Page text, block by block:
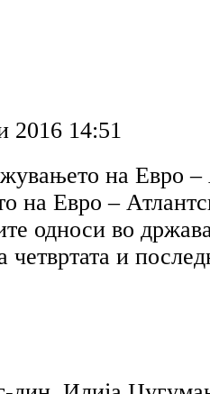
2016 14:51
на Евро –
на Евро –
односи во
и